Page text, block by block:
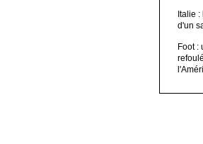
Italie
d'un
Foot :